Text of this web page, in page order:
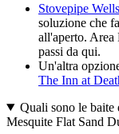
Stovepipe
soluzione che
all'aperto. Area
passi da qui.
Un'altra
The Inn at
Quali sono le baite
Mesquite Flat Sand